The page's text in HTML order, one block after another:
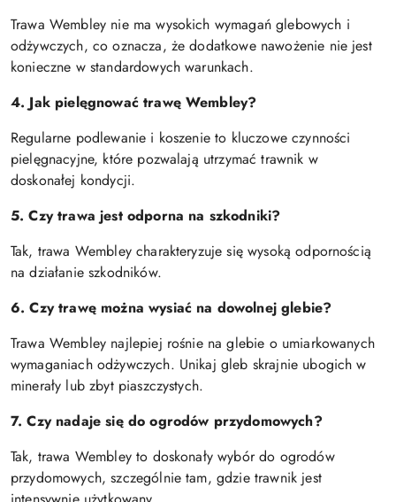
Trawa Wembley nie ma wysokich wymagań glebowych i
odżywczych, co oznacza, że dodatkowe nawożenie nie jest
konieczne w standardowych warunkach.
4. Jak pielęgnować trawę Wembley?
Regularne podlewanie i koszenie to kluczowe czynności
pielęgnacyjne, które pozwalają utrzymać trawnik w
doskonałej kondycji.
5. Czy trawa jest odporna na szkodniki?
Tak, trawa Wembley charakteryzuje się wysoką odpornością
na działanie szkodników.
6. Czy trawę można wysiać na dowolnej glebie?
Trawa Wembley najlepiej rośnie na glebie o umiarkowanych
wymaganiach odżywczych. Unikaj gleb skrajnie ubogich w
minerały lub zbyt piaszczystych.
7. Czy nadaje się do ogrodów przydomowych?
Tak, trawa Wembley to doskonały wybór do ogrodów
przydomowych, szczególnie tam, gdzie trawnik jest